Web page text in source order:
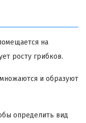
на
росту грибков.
и образуют
определить вид